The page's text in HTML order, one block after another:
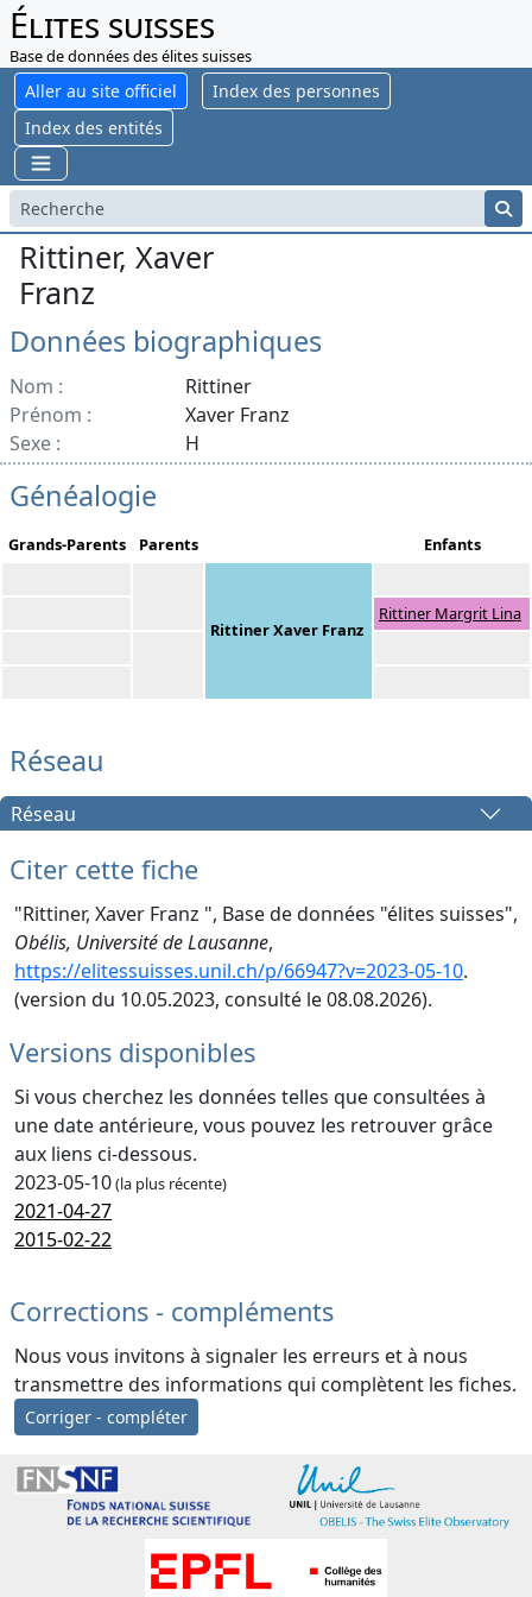
Élites suisses
Base de données des élites suisses
Aller au site officiel
Index des personnes
Index des entités
Rittiner, Xaver
Franz
Données biographiques
Nom :
Rittiner
Prénom :
Xaver Franz
Sexe :
H
Généalogie
Grands-Parents Parents Enfants
Rittiner Xaver Franz
Rittiner Margrit Lina
Réseau
Réseau
Citer cette fiche
"Rittiner, Xaver Franz ", Base de données "élites suisses",
Obélis, Université de Lausanne,
https://elitessuisses.unil.ch/p/66947?v=2023-05-10.
(version du 10.05.2023, consulté le 08.08.2026).
Versions disponibles
Si vous cherchez les données telles que consultées à
une date antérieure, vous pouvez les retrouver grâce
aux liens ci-dessous.
2023-05-10(la plus récente)
2021-04-27
2015-02-22
Corrections - compléments
Nous vous invitons à signaler les erreurs et à nous
transmettre des informations qui complètent les fiches.
Corriger - compléter